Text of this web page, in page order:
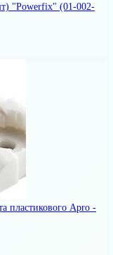
"Powerfix" (01-002-
пластикового Apro -